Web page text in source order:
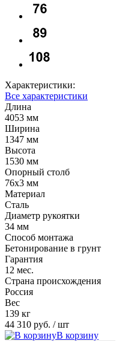
Характеристики:
Все характеристики
Длина
4053 мм
Ширина
1347 мм
Высота
1530 мм
Опорный столб
76х3 мм
Материал
Сталь
Диаметр рукоятки
34 мм
Способ монтажа
Бетонирование в грунт
Гарантия
12 мес.
Страна происхождения
Россия
Вес
139 кг
44 310 руб. / шт
В корзину